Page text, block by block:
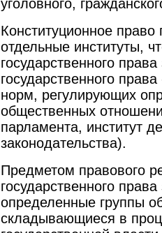
уголовного,
Конституционное право
отдельные институты,
государственного
государственного
норм, регулирующих
общественных
парламента, институт
законодательства).
Предметом правового
государственного
определенные группы
складывающиеся в